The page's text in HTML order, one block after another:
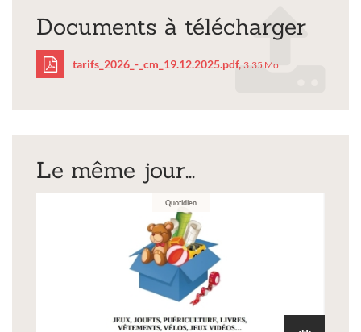
Documents à télécharger
tarifs_2026_-
_cm_19.12.2025.pdf
tarifs_2026_-_cm_19.12.2025.pdf, 3.35 Mo
Le même jour...
Quotidien